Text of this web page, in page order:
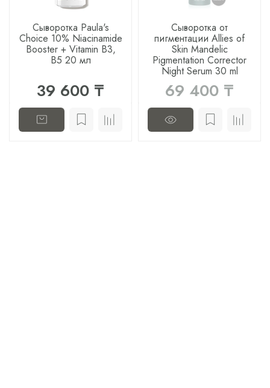
Сыворотка Paula's
Choice 10% Niacinamide
Booster + Vitamin B3,
B5 20 мл
39 600 ₸
Сыворотка от
пигментации Allies of
Skin Mandelic
Pigmentation Corrector
Night Serum 30 ml
69 400 ₸